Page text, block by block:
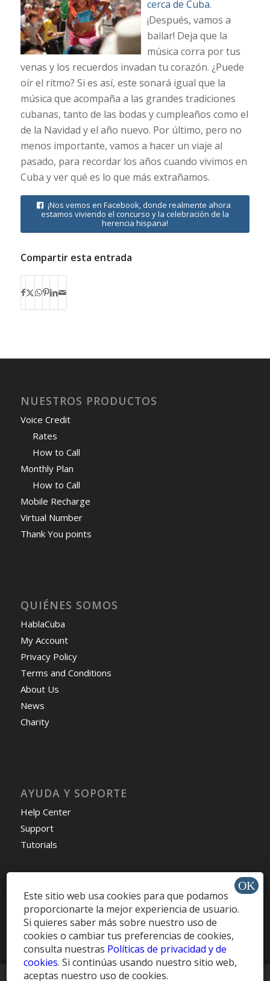
cerca de Cuba.
¡Después, vamos a
bailar! Deja que la
música corra por tus
venas y los recuerdos invadan tu corazón. ¿Puede
oír el ritmo? Si es así, este sonará igual que la
música que acompaña a las grandes tradiciones
cubanas, tanto de las bodas y cumpleaños como el
de la Navidad y el año nuevo. Por último, pero no
menos importante, vamos a hacer un viaje al
pasado, para recordar los años cuando vivimos en
Cuba y ver qué es lo que más extrañamos.
¡Nos vemos en Facebook, donde realmente ahora
estamos viviendo el concurso y la celebración de la
herencia hispana!
Compartir esta entrada
NUESTROS PRODUCTOS
Voice Credit
Rates
How to Call
Monthly Plan
How to Call
Mobile Recharge
Virtual Number
Thank You points
QUIÉNES SOMOS
HablaCuba
My Account
Privacy Policy
Terms and Conditions
About Us
News
Charity
AYUDA Y SOPORTE
Help Center
Support
Tutorials
Get Offers »
Este sitio web usa cookies para que podamos
proporcionarte la mejor experiencia de usuario.
Si quieres saber más sobre nuestro uso de
cookies o cambiar tus preferencias de cookies,
consulta nuestras Políticas de privacidad y de
cookies. Si continúas usando nuestro sitio web,
aceptas nuestro uso de cookies.